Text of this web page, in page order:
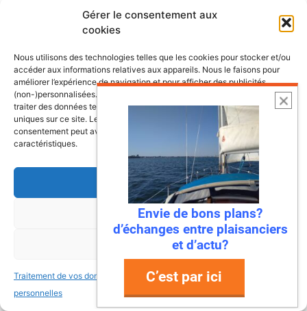
Gérer le consentement aux
cookies
Nous utilisons des technologies telles que les cookies pour stocker et/ou
accéder aux informations relatives aux appareils. Nous le faisons pour
améliorer l’expérience de navigation et pour afficher des publicités
(non-)personnalisées. Consentir à ces technologies nous autorisera à
traiter des données telles que le comportement de navigation ou les ID
uniques sur ce site. Le fait de ne pas consentir ou de retirer son
consentement peut avoir un effet négatif sur certaines fonctonnalités et
caractéristiques.
Accepter
Refuser
Voir les préférences
Traitement de vos données
personnelles
Traitement de vos données
personnelles
Envie de fraicheur ? Larguez les
Imaginez : des falaises vertigineuses qui
plongent dans une mer turquoise, des ports
Envie de bons plans?
d’échanges entre plaisanciers
et d’actu?
C’est par ici